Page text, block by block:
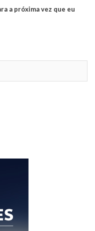
a próxima vez que eu